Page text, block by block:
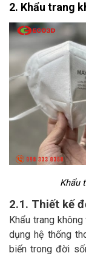
2. Khẩu trang
Khẩu
2.1. Thiết kế
Khẩu trang
dụng hệ thống
biến trong đời